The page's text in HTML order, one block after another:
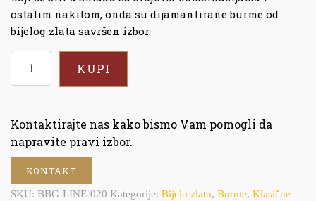
ostalim nakitom, onda su dijamantirane burme od
bijelog zlata savršen izbor.
KUPI
Kontaktirajte nas kako bismo Vam pomogli da
napravite pravi izbor.
KONTAKT
SKU: BBG-LINE-020 Kategorije: Bijelo zlato, Burme, Klasične